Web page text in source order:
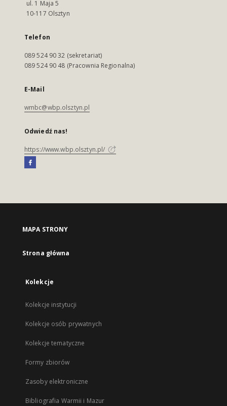
ul. 1 Maja 5
10-117 Olsztyn
Telefon
089 524 90 32 (sekretariat)
089 524 90 48 (Pracownia Regionalna)
E-Mail
wmbc@wbp.olsztyn.pl
Odwiedź nas!
https://www.wbp.olsztyn.pl/
MAPA STRONY
Strona główna
Kolekcje
Kolekcje instytucji
Kolekcje osób prywatnych
Kolekcje tematyczne
Formy zbiorów
Zasoby elektroniczne
Bibliografia Warmii i Mazur